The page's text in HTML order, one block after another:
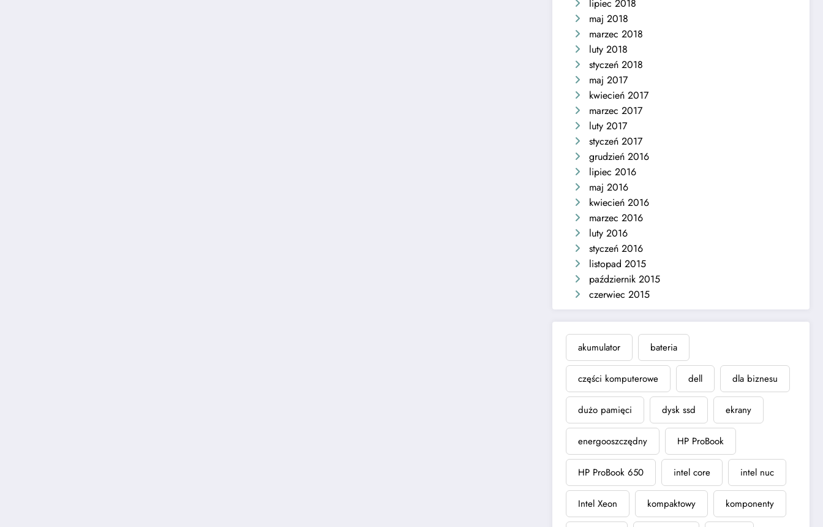
lipiec 2018
maj 2018
marzec 2018
luty 2018
styczeń 2018
maj 2017
kwiecień 2017
marzec 2017
luty 2017
styczeń 2017
grudzień 2016
lipiec 2016
maj 2016
kwiecień 2016
marzec 2016
luty 2016
styczeń 2016
listopad 2015
październik 2015
czerwiec 2015
akumulator bateria
części komputerowe dell dla biznesu
dużo pamięci dysk ssd ekrany
energooszczędny HP ProBook
HP ProBook 650 intel core intel nuc
Intel Xeon kompaktowy komponenty